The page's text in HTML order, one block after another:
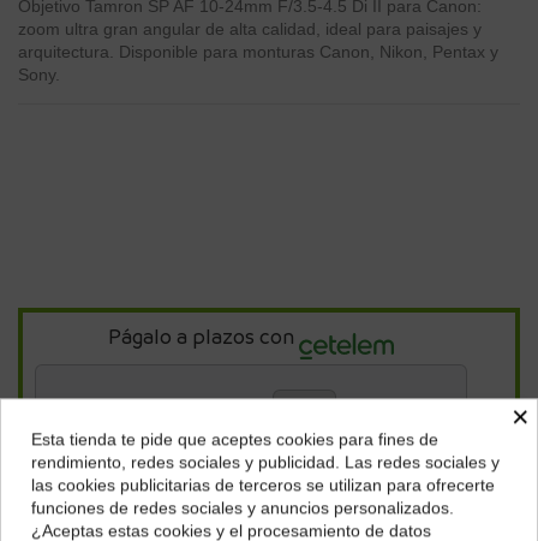
Objetivo Tamron SP AF 10-24mm F/3.5-4.5 Di II para Canon:
zoom ultra gran angular de alta calidad, ideal para paisajes y
arquitectura. Disponible para monturas Canon, Nikon, Pentax y
Sony.
Págalo a plazos con
*Importe a financiar533,19 €/Importe total adeudado533,19 €/TIN
0,00 %/TAE 7,45 %/Ver más
¿Dónde deseas recibir tu pedido?
Selecciona tu ubicación para mostrarte los precios e
impuestos correctos para tu región.
×
Esta tienda te pide que aceptes cookies para fines de
rendimiento, redes sociales y publicidad. Las redes sociales y
las cookies publicitarias de terceros se utilizan para ofrecerte
funciones de redes sociales y anuncios personalizados.
¿Aceptas estas cookies y el procesamiento de datos